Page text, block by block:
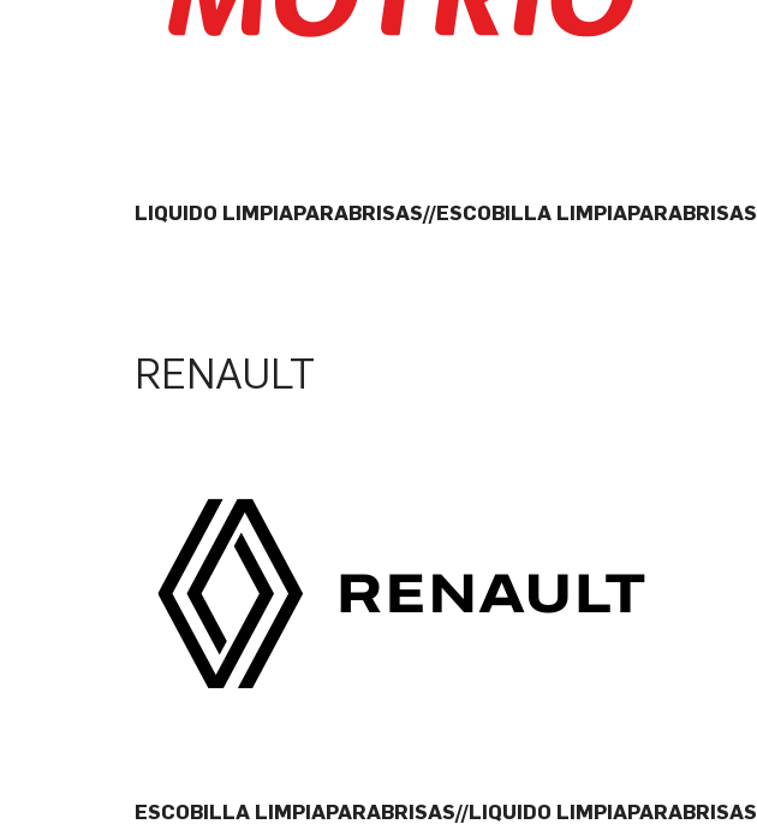
LIQUIDO LIMPIAPARABRISAS//ESCOBILLA LIMPIAPARABRISAS
RENAULT
ESCOBILLA LIMPIAPARABRISAS//LIQUIDO LIMPIAPARABRISAS